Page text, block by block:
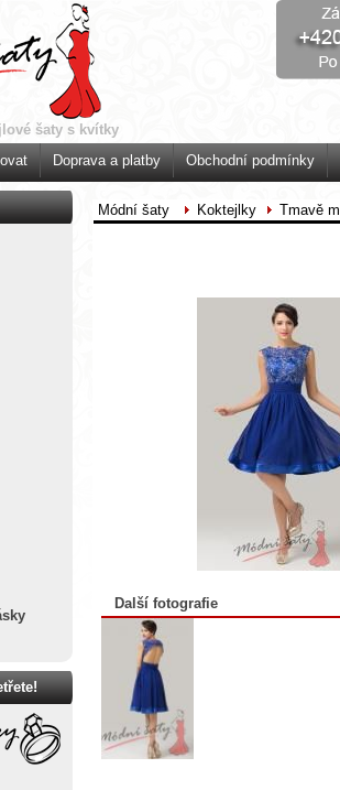
šaty s kvítky
Doprava a platby Obchodní podmínky
Módní šaty Koktejlky Tmavě
Další fotografie